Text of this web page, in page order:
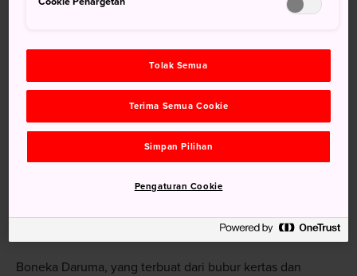
Boneka Daruma, yang terbuat dari bubur kertas dan
Tolak Semua
Terima Semua Cookie
Simpan Pilihan
Pengaturan Cookie